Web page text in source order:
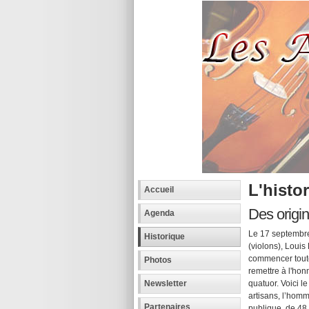
Accueil
Agenda
Historique
Photos
Newsletter
Partenaires
Des
Le 17
(violons), Louis
commencer
remettre à
quatuor. Voici
artisans,